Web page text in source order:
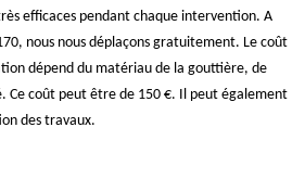
efficaces pendant chaque intervention. A
nous nous déplaçons gratuitement. Le coût
dépend du matériau de la gouttière, de
Ce coût peut être de 150 €. Il peut également
des travaux.